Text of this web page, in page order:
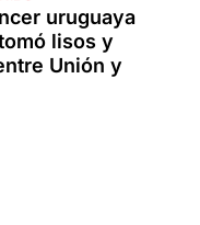
uruguaya
lisos y
Unión y